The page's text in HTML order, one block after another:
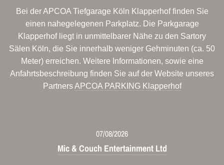
Bei der APCOA Tiefgarage Köln Klapperhof finden Sie
einen nahegelegenen Parkplatz. Die Parkgarage
Klapperhof liegt in unmittelbarer Nähe zu den Sartory
Sälen Köln, die Sie innerhalb weniger Gehminuten (ca. 50
Meter) erreichen. Weitere Informationen, sowie eine
Anfahrtsbeschreibung finden Sie auf der Website unseres
PartnersAPCOA PARKING Klapperhof
07/08/2026
Mic & Couch Entertainment Ltd